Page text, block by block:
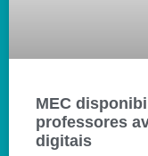
MEC
professores
digitais